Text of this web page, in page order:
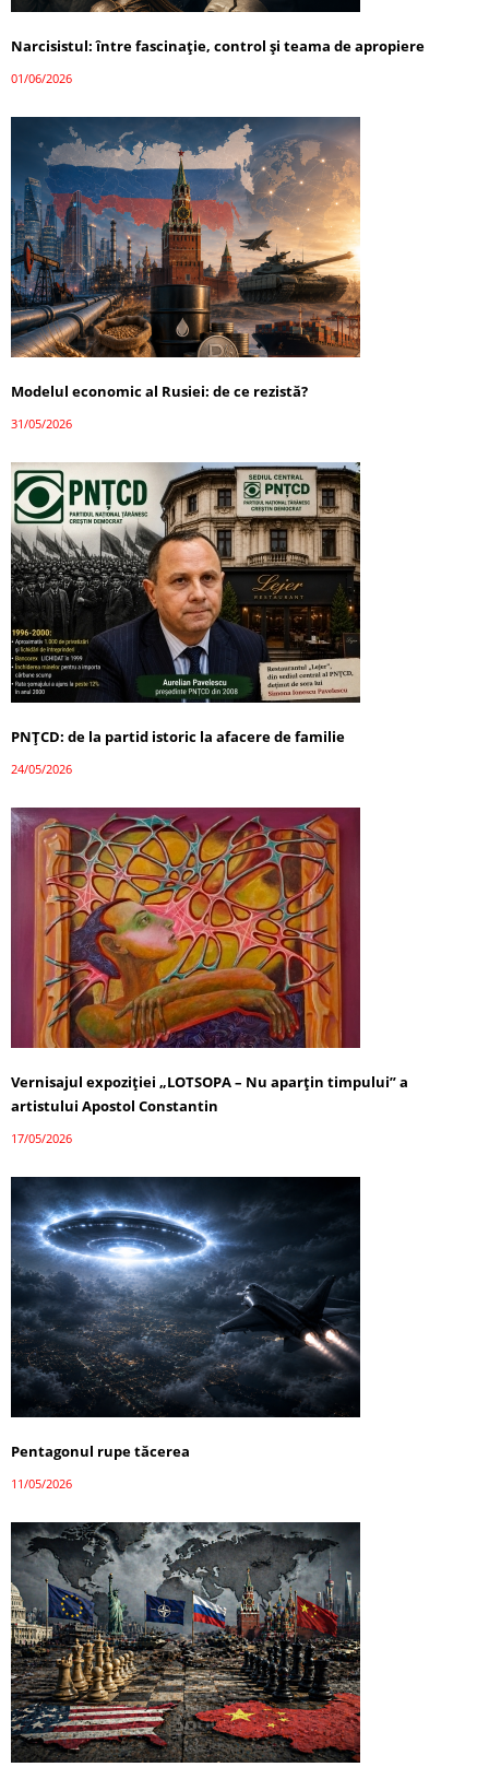
Narcisistul: între fascinație, control și teama de apropiere
01/06/2026
Modelul economic al Rusiei: de ce rezistă?
31/05/2026
PNȚCD: de la partid istoric la afacere de familie
24/05/2026
Vernisajul expoziției „LOTSOPA – Nu aparțin timpului” a
artistului Apostol Constantin
17/05/2026
Pentagonul rupe tăcerea
11/05/2026